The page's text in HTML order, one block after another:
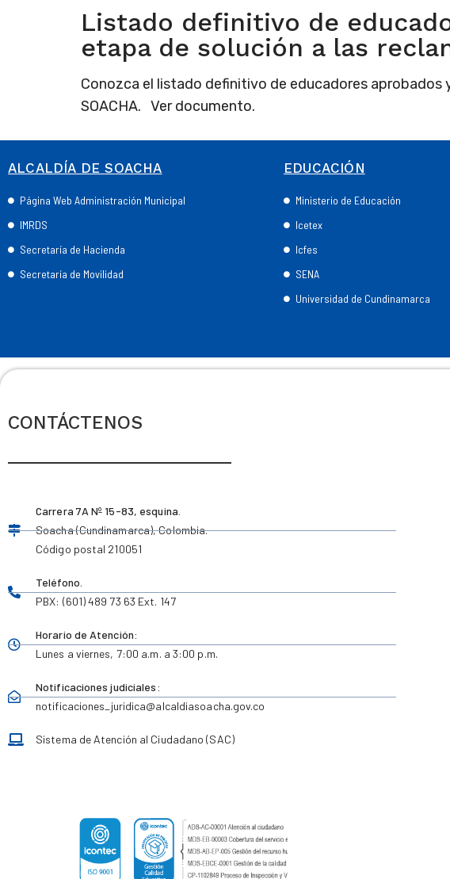
Listado definitivo de
etapa de solución a las
Conozca el listado definitivo de educadores aprobados
SOACHA. Ver documento.
ALCALDÍA DE SOACHA
Página Web Administración Municipal
IMRDS
Secretaría de Hacienda
Secretaría de Movilidad
EDUCACIÓN
Ministerio de Educación
Icetex
Icfes
SENA
Universidad de Cundinamarca
CONTÁCTENOS
Carrera 7A Nº 15-83, esquina.
Soacha (Cundinamarca), Colombia.
Código postal 210051
Teléfono.
PBX: (601) 489 73 63 Ext. 147
Horario de Atención:
Lunes a viernes, 7:00 a.m. a 3:00 p.m.
Notificaciones judiciales:
notificaciones_juridica@alcaldiasoacha.gov.co
Sistema de Atención al Ciudadano (SAC)